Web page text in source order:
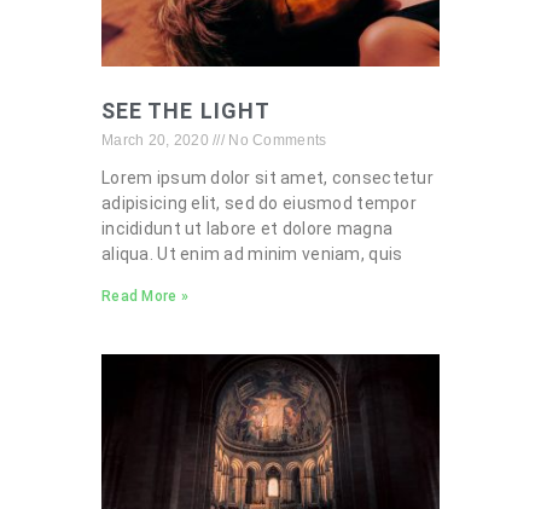
SEE THE LIGHT
March 20, 2020 No Comments
Lorem ipsum dolor sit amet, consectetur
adipisicing elit, sed do eiusmod tempor
incididunt ut labore et dolore magna
aliqua. Ut enim ad minim veniam, quis
Read More »